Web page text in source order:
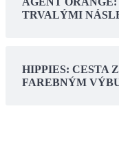
TRVALÝMI
HIPPIES: CESTA
FAREBNÝM